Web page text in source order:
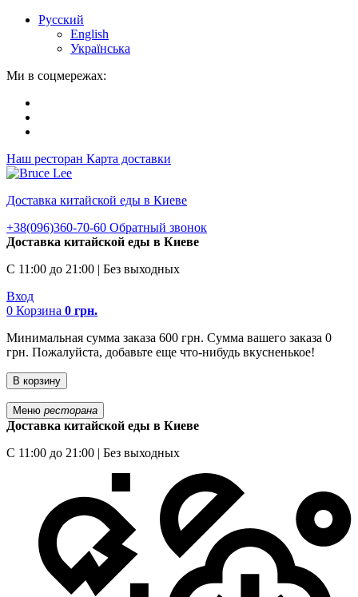
Русский
English
Українська
Ми в соцмережах:
Наш ресторан Карта доставки
Доставка китайской еды в Киеве
+38(096)360-70-60 Обратный звонок
Доставка китайской еды в Киеве
С 11:00 до 21:00 | Без выходных
Вход
0 Корзина 0 грн.
Минимальная сумма заказа 600 грн. Сумма вашего заказа 0
грн. Пожалуйста, добавьте еще что-нибудь вкусненькое!
В корзину
Меню ресторана
Доставка китайской еды в Киеве
С 11:00 до 21:00 | Без выходных